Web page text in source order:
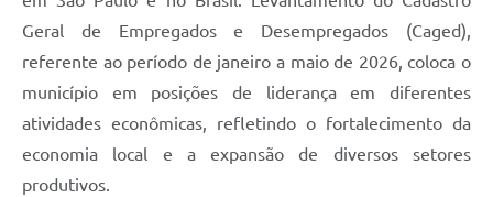
Geral de Empregados e Desempregados (Caged),
referente ao período de janeiro a maio de 2026, coloca o
município em posições de liderança em diferentes
atividades econômicas, refletindo o fortalecimento da
economia local e a expansão de diversos setores
produtivos.